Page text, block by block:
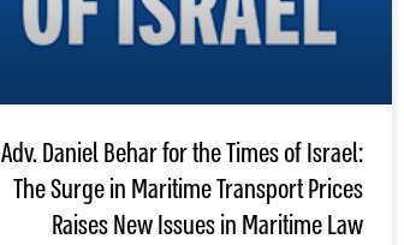
Adv. Daniel Behar for the Times of Israel:
The Surge in Maritime Transport Prices
Raises New Issues in Maritime Law